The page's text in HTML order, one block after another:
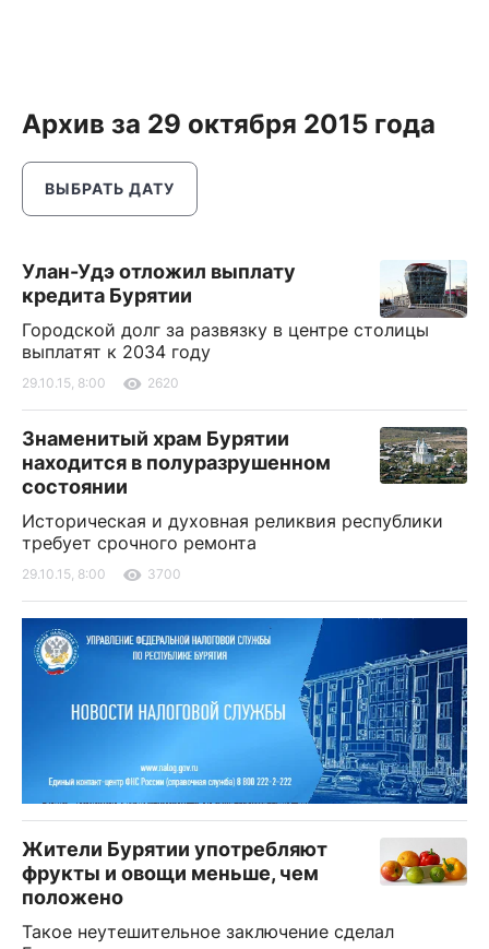
Архив за 29 октября 2015 года
ВЫБРАТЬ ДАТУ
Улан-Удэ отложил выплату
кредита Бурятии
Городской долг за развязку в центре столицы
выплатят к 2034 году
29.10.15, 8:00 2620
Знаменитый храм Бурятии
находится в полуразрушенном
состоянии
Историческая и духовная реликвия республики
требует срочного ремонта
29.10.15, 8:00 3700
Жители Бурятии употребляют
фрукты и овощи меньше, чем
положено
Такое неутешительное заключение сделал